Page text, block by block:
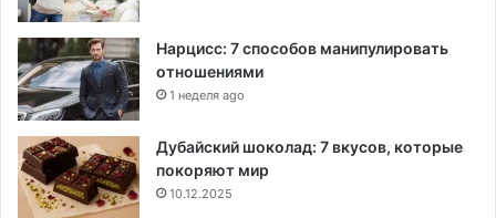
Нарцисс: 7 способов манипулировать
отношениями
1 неделя ago
Дубайский шоколад: 7 вкусов, которые
покоряют мир
10.12.2025